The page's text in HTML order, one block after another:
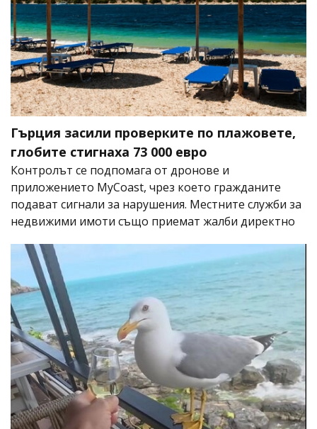
Гърция засили проверките по плажовете,
глобите стигнаха 73 000 евро
Контролът се подпомага от дронове и
приложението MyCoast, чрез което гражданите
подават сигнали за нарушения. Местните служби за
недвижими имоти също приемат жалби директно